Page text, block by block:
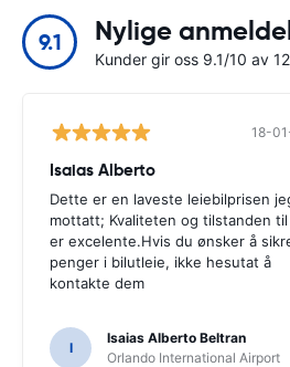
9.1 Nylige
Kunder gir oss 9.1/10 av
18-
Isaias Alberto
Dette er en laveste leiebilprisen
mottatt; Kvaliteten og tilstanden til
er excelente.Hvis du ønsker å
penger i bilutleie, ikke hesutat å
kontakte dem
I
Isaias Alberto Beltran
Orlando International Airport